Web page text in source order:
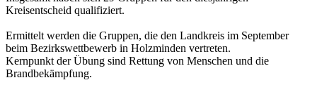
Kreisentscheid qualifiziert.
Ermittelt werden die Gruppen, die den Landkreis im September
beim Bezirkswettbewerb in Holzminden vertreten.
Kernpunkt der Übung sind Rettung von Menschen und die
Brandbekämpfung.